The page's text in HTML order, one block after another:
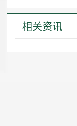
相关资讯